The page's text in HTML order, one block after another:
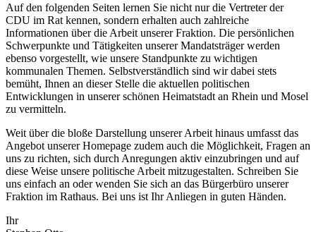
Auf den folgenden Seiten lernen Sie nicht nur die Vertreter der
CDU im Rat kennen, sondern erhalten auch zahlreiche
Informationen über die Arbeit unserer Fraktion. Die persönlichen
Schwerpunkte und Tätigkeiten unserer Mandatsträger werden
ebenso vorgestellt, wie unsere Standpunkte zu wichtigen
kommunalen Themen. Selbstverständlich sind wir dabei stets
bemüht, Ihnen an dieser Stelle die aktuellen politischen
Entwicklungen in unserer schönen Heimatstadt an Rhein und Mosel
zu vermitteln.
Weit über die bloße Darstellung unserer Arbeit hinaus umfasst das
Angebot unserer Homepage zudem auch die Möglichkeit, Fragen an
uns zu richten, sich durch Anregungen aktiv einzubringen und auf
diese Weise unsere politische Arbeit mitzugestalten. Schreiben Sie
uns einfach an oder wenden Sie sich an das Bürgerbüro unserer
Fraktion im Rathaus. Bei uns ist Ihr Anliegen in guten Händen.
Ihr